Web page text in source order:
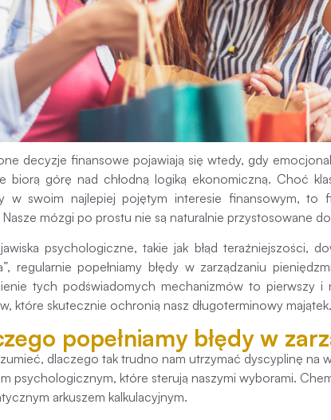
decyzje finansowe pojawiają się wtedy, gdy
biorą górę nad chłodną logiką ekonomiczną. Choć
w swoim najlepiej pojętym interesie finansowym, to
mózgi po prostu nie są naturalnie przystosowane
psychologiczne, takie jak błąd teraźniejszości,
regularnie popełniamy błędy w zarządzaniu
tych podświadomych mechanizmów to pierwszy i
które skutecznie ochronią nasz długoterminowy majątek.
popełniamy błędy w
dlaczego tak trudno nam utrzymać dyscyplinę na
psychologicznym, które sterują naszymi wyborami.
arkuszem kalkulacyjnym.